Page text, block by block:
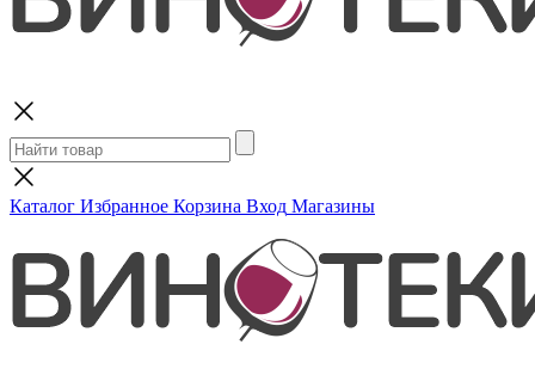
Каталог Избранное Корзина Вход Магазины